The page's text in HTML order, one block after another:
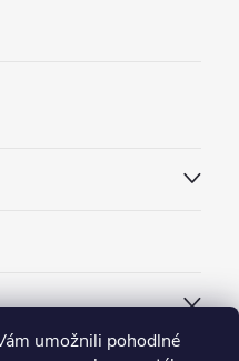
umožnili pohodlné